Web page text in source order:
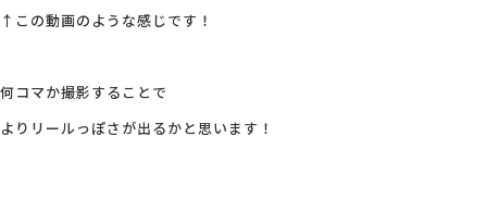
↑この動画のような感じです！
何コマか撮影することで
よりリールっぽさが出るかと思います！